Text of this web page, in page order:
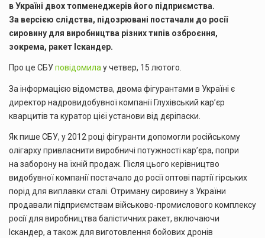
в Україні двох топменеджерів його підприємства.
За версією слідства, підозрювані постачали до росії
сировину для виробництва різних типів озброєння,
зокрема, ракет Іскандер.
Про це СБУповідомилау четвер, 15 лютого.
За інформацією відомства, двома фігурантами в Україні є
директор надровидобувної компанії Глухівський кар’єр
кварцитів та куратор цієї установи від дєріпаски.
Як пише СБУ, у 2012 році фігуранти допомогли російському
олігарху привласнити виробничі потужності кар’єра, попри
на заборону на їхній продаж. Після цього керівництво
видобувної компанії постачало до росії оптові партії гірських
порід для виплавки сталі. Отриману сировину з України
продавали підприємствам військово-промислового комплексу
росії для виробництва балістичних ракет, включаючи
Іскандер, а також для виготовлення бойових дронів